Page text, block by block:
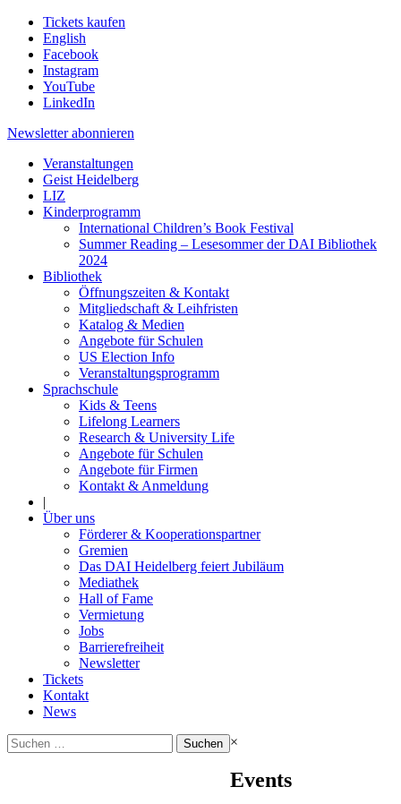
Tickets kaufen
English
Facebook
Instagram
YouTube
LinkedIn
Newsletter abonnieren
Veranstaltungen
Geist Heidelberg
LIZ
Kinderprogramm
International Children’s Book Festival
Summer Reading – Lesesommer der DAI Bibliothek
2024
Bibliothek
Öffnungszeiten & Kontakt
Mitgliedschaft & Leihfristen
Katalog & Medien
Angebote für Schulen
US Election Info
Veranstaltungsprogramm
Sprachschule
Kids & Teens
Lifelong Learners
Research & University Life
Angebote für Schulen
Angebote für Firmen
Kontakt & Anmeldung
|
Über uns
Förderer & Kooperationspartner
Gremien
Das DAI Heidelberg feiert Jubiläum
Mediathek
Hall of Fame
Vermietung
Jobs
Barrierefreiheit
Newsletter
Tickets
Kontakt
News
Suchen
nach:
×
Events